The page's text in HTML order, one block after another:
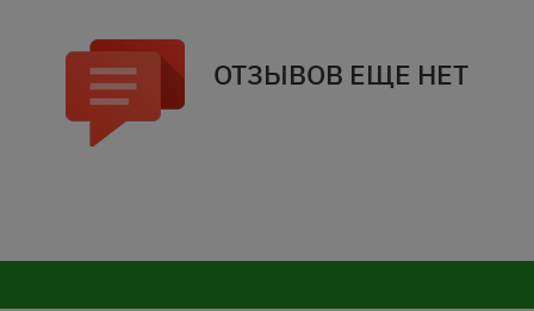
ОТЗЫВОВ ЕЩЕ НЕТ